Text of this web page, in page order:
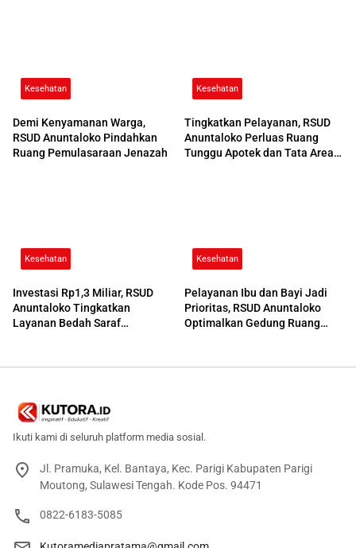
Kesehatan
Demi Kenyamanan Warga,
RSUD Anuntaloko Pindahkan
Ruang Pemulasaraan Jenazah
Kesehatan
Tingkatkan Pelayanan, RSUD
Anuntaloko Perluas Ruang
Tunggu Apotek dan Tata Area
Kesehatan
Investasi Rp1,3 Miliar, RSUD
Anuntaloko Tingkatkan
Layanan Bedah Saraf
Kesehatan
Pelayanan Ibu dan Bayi Jadi
Prioritas, RSUD Anuntaloko
Optimalkan Gedung Ruang
Ikuti kami di seluruh platform media sosial.
Jl. Pramuka, Kel. Bantaya, Kec. Parigi Kabupaten Parigi
Moutong, Sulawesi Tengah. Kode Pos. 94471
0822-6183-5085